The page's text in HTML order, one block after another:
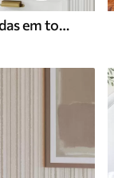
Versão com riscas repetidas em tons de cinzento-azul